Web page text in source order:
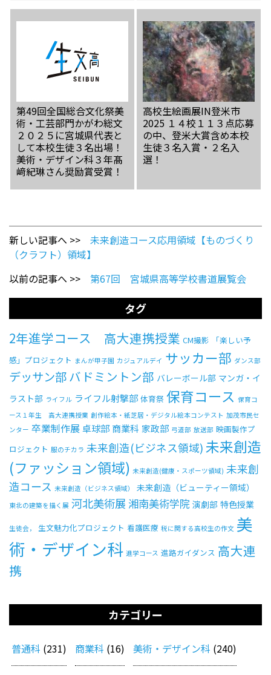
第49回全国総合文化祭美
術・工芸部門かがわ総文
２０２５に宮城県代表と
して本校生徒３名出場！
美術・デザイン科３年髙
﨑紀琳さん奨励賞受賞！
高校生絵画展IN登米市
2025 １４校１１３点応募
の中、登米大賞含め本校
生徒３名入賞・２名入
選！
新しい記事へ >> 未来創造コース応用領域【ものづくり
（クラフト）領域】
以前の記事へ >> 第67回 宮城県高等学校書道展覧会
タグ
2年進学コース 高大連携授業 CM撮影
「楽しい予
感」プロジェクト まんが甲子園 カジュアルデイ サッカー部 ダンス部
デッサン部バドミントン部 バレーボール部 マンガ・イ
ラスト部 ライフル ライフル射撃部 体育祭 保育コース 保育コ
ース１年生 高大連携授業 創作絵本・紙芝居・デジタル絵本コンテスト 加茂市民セ
ンター 卒業制作展卓球部 商業科 家政部 弓道部 放送部 映画製作プ
ロジェクト 服のチカラ 未来創造(ビジネス領域)未来創造
(ファッション領域) 未来創造(健康・スポーツ領域) 未来創
造コース 未来創造（ビジネス領域） 未来創造（ビューティー領域）
東北の建築を描く展 河北美術展 湘南美術学院 演劇部 特色授業
生徒会， 生文魅力化プロジェクト 看護医療 税に関する高校生の作文 美
術・デザイン科 進学コース 進路ガイダンス 高大連
携
カテゴリー
普通科 (231) 商業科 (16) 美術・デザイン科 (240)